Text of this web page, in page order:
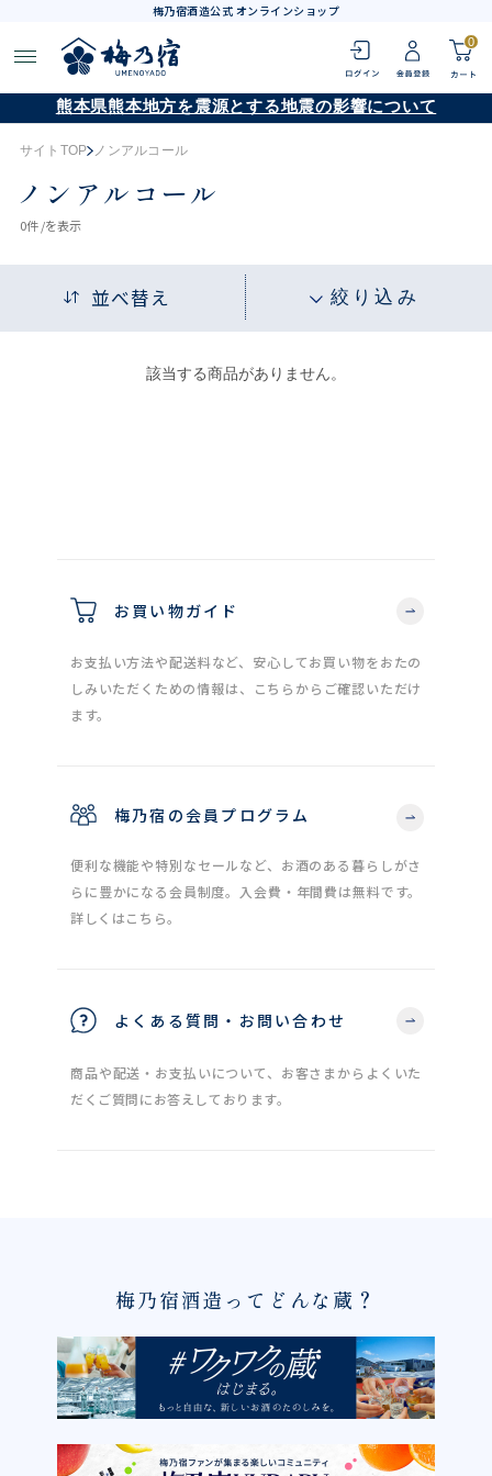
梅乃宿酒造公式 オンラインショップ
0
熊本県熊本地方を震源とする地震の影響について
サイトTOP ノンアルコール
ノンアルコール
0件 /を表示
並べ替え 絞り込み
該当する商品がありません。
お買い物ガイド
お支払い方法や配送料など、安心してお買い物をおたの
しみいただくための情報は、こちらからご確認いただけ
ます。
梅乃宿の会員プログラム
便利な機能や特別なセールなど、お酒のある暮らしがさ
らに豊かになる会員制度。入会費・年間費は無料です。
詳しくはこちら。
よくある質問・お問い合わせ
商品や配送・お支払いについて、お客さまからよくいた
だくご質問にお答えしております。
梅乃宿酒造ってどんな蔵？